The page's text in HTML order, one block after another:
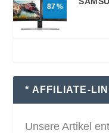
87
* AFFILIATE-
Unsere Artikel